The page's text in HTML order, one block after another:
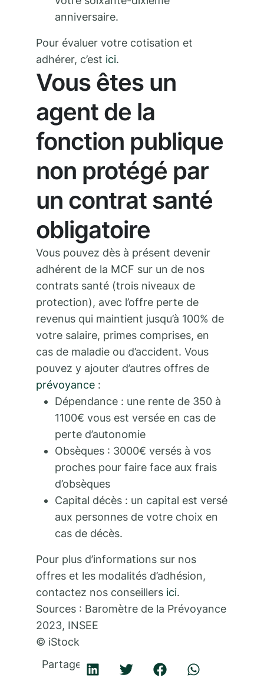
anniversaire.
Pour évaluer votre cotisation et
adhérer, c’est ici.
Vous êtes un
agent de la
fonction publique
non protégé par
un contrat santé
obligatoire
Vous pouvez dès à présent devenir
adhérent de la MCF sur un de nos
contrats santé (trois niveaux de
protection), avec l’offre perte de
revenus qui maintient jusqu’à 100% de
votre salaire, primes comprises, en
cas de maladie ou d’accident. Vous
pouvez y ajouter d’autres offres de
prévoyance :
Dépendance : une rente de 350 à
1100€ vous est versée en cas de
perte d’autonomie
Obsèques : 3000€ versés à vos
proches pour faire face aux frais
d’obsèques
Capital décès : un capital est versé
aux personnes de votre choix en
cas de décès.
Pour plus d’informations sur nos
offres et les modalités d’adhésion,
contactez nos conseillers ici.
Sources : Baromètre de la Prévoyance
2023, INSEE
© iStock
Partager